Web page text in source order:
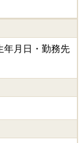
月日・勤務先